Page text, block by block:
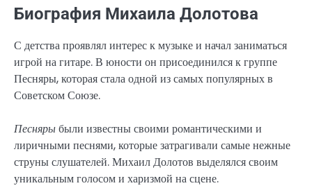
Биография Михаила Долотова
С детства проявлял интерес к музыке и начал заниматься
игрой на гитаре. В юности он присоединился к группе
Песняры, которая стала одной из самых популярных в
Советском Союзе.
Песнярыбыли известны своими романтическими и
лиричными песнями, которые затрагивали самые нежные
струны слушателей. Михаил Долотов выделялся своим
уникальным голосом и харизмой на сцене.